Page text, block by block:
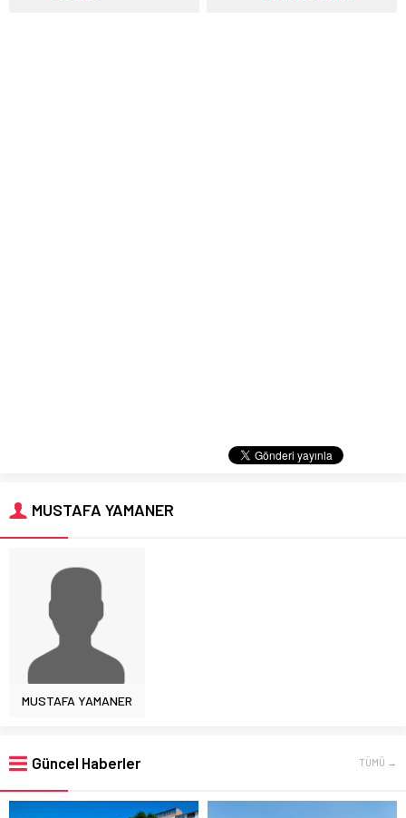
MUSTAFA YAMANER
MUSTAFA YAMANER
Güncel Haberler TÜMÜ →